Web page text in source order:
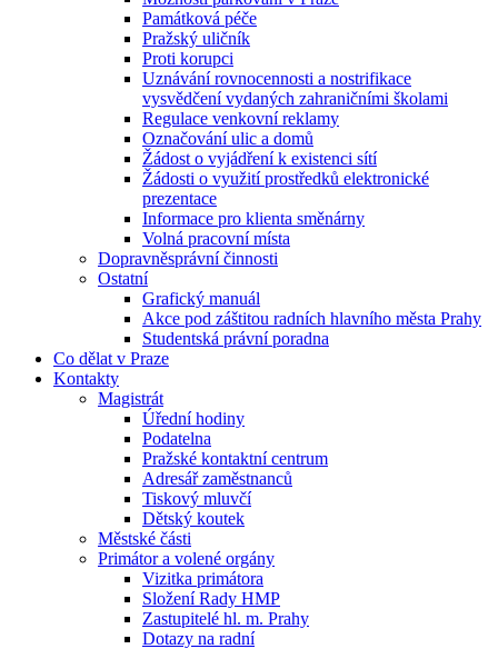
Památková péče
Pražský uličník
Proti korupci
Uznávání rovnocennosti a nostrifikace
vysvědčení vydaných zahraničními školami
Regulace venkovní reklamy
Označování ulic a domů
Žádost o vyjádření k existenci sítí
Žádosti o využití prostředků elektronické
prezentace
Informace pro klienta směnárny
Volná pracovní místa
Dopravněsprávní činnosti
Ostatní
Grafický manuál
Akce pod záštitou radních hlavního města Prahy
Studentská právní poradna
Co dělat v Praze
Kontakty
Magistrát
Úřední hodiny
Podatelna
Pražské kontaktní centrum
Adresář zaměstnanců
Tiskový mluvčí
Dětský koutek
Městské části
Primátor a volené orgány
Vizitka primátora
Složení Rady HMP
Zastupitelé hl. m. Prahy
Dotazy na radní